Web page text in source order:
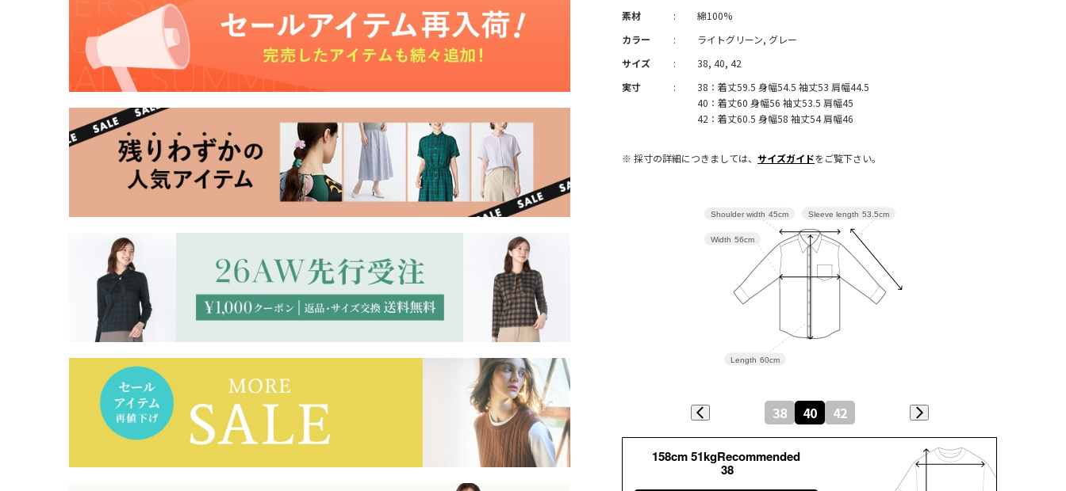
素材
:
綿100%
カラー
:
ライトグリーン, グレー
サイズ
:
38, 40, 42
実寸
:
38：着丈59.5 身幅54.5 袖丈53 肩幅44.5
40：着丈60 身幅56 袖丈53.5 肩幅45
42：着丈60.5 身幅58 袖丈54 肩幅46
※ 採寸の詳細につきましては、サイズガイドをご覧下さい。
Sleeve length 53.5cm
Length 60cm
Width 56cm
Shoulder width 45cm
38 40 42
158cm 51kgRecommended
38